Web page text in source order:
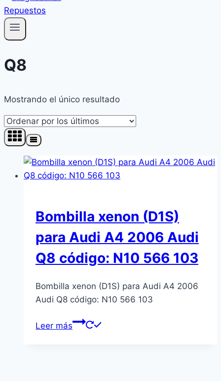
Q8
Mostrando el único resultado
Bombilla xenon (D1S)
para Audi A4 2006 Audi
Q8 código: N10 566 103
Bombilla xenon (D1S) para Audi A4 2006
Audi Q8 código: N10 566 103
Leer más